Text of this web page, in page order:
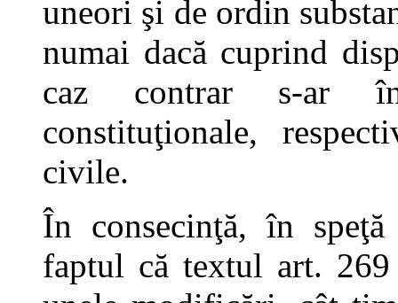
uneori şi de ordin
numai dacă cuprind
caz contrar s-ar
constituţionale,
civile.
În consecinţă, în
faptul că textul art.